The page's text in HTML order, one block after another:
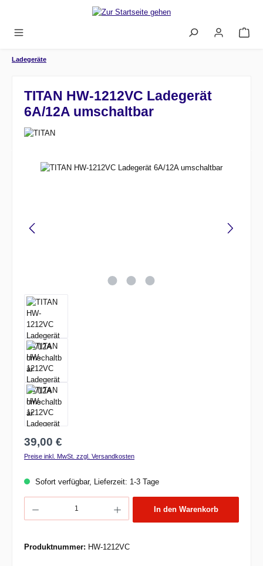
Zum Hauptinhalt springen
Ladegeräte
TITAN HW-1212VC Ladegerät
6A/12A umschaltbar
Bildergalerie überspringen
Regulärer Preis:
39,00 €
Preise inkl. MwSt. zzgl. Versandkosten
Sofort verfügbar, Lieferzeit: 1-3 Tage
In den Warenkorb
Produktnummer: HW-1212VC